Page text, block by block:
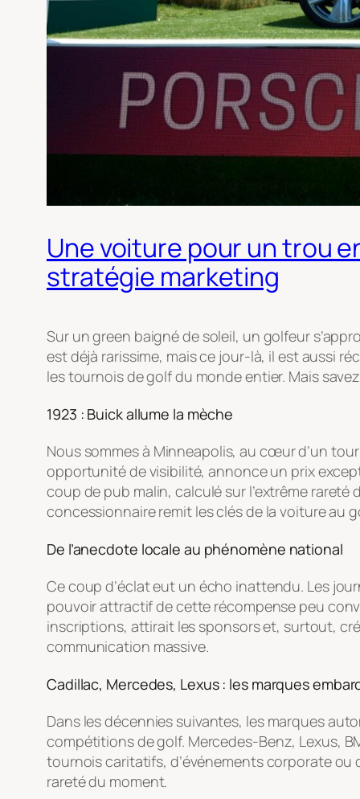
Une voiture pour un trou
stratégie marketing
Sur un green baigné de soleil, un golfeur
est déjà rarissime, mais ce jour-là, il est aussi
les tournois de golf du monde entier. Mais
1923 : Buick allume la mèche
Nous sommes à Minneapolis, au cœur d’un
opportunité de visibilité, annonce un prix
coup de pub malin, calculé sur l’extrême rareté
concessionnaire remit les clés de la voiture au
De l’anecdote locale au phénomène national
Ce coup d’éclat eut un écho inattendu. Les
pouvoir attractif de cette récompense peu
inscriptions, attirait les sponsors et, surtout,
communication massive.
Cadillac, Mercedes, Lexus : les marques
Dans les décennies suivantes, les marques
compétitions de golf. Mercedes-Benz, Lexus,
tournois caritatifs, d’événements corporate ou
rareté du moment.